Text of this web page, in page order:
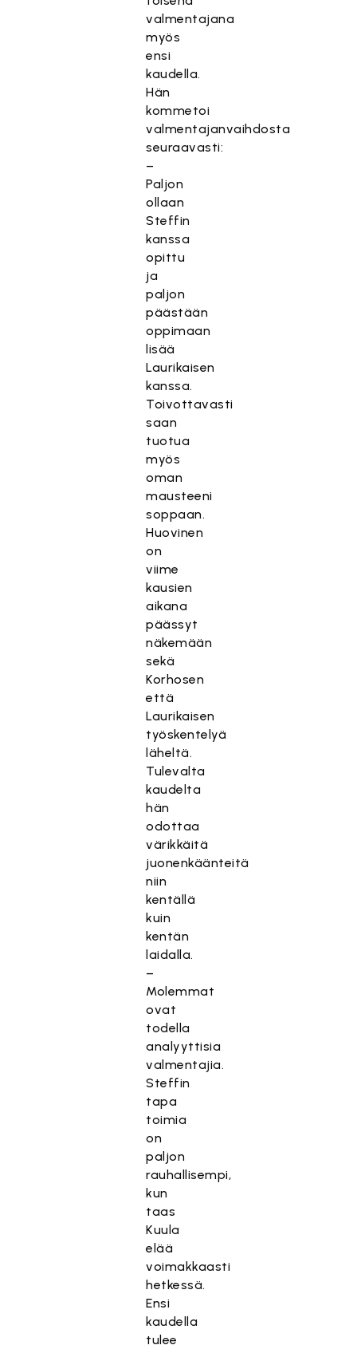
valmentajana
myös
ensi
kaudella.
Hän
kommetoi
valmentajanvaihdosta
seuraavasti:
–
Paljon
ollaan
Steffin
kanssa
opittu
ja
paljon
päästään
oppimaan
lisää
Laurikaisen
kanssa.
Toivottavasti
saan
tuotua
myös
oman
mausteeni
soppaan.
Huovinen
on
viime
kausien
aikana
päässyt
näkemään
sekä
Korhosen
että
Laurikaisen
työskentelyä
läheltä.
Tulevalta
kaudelta
hän
odottaa
värikkäitä
juonenkäänteitä
niin
kentällä
kuin
kentän
laidalla.
–
Molemmat
ovat
todella
analyyttisia
valmentajia.
Steffin
tapa
toimia
on
paljon
rauhallisempi,
kun
taas
Kuula
elää
voimakkaasti
hetkessä.
Ensi
kaudella
tulee